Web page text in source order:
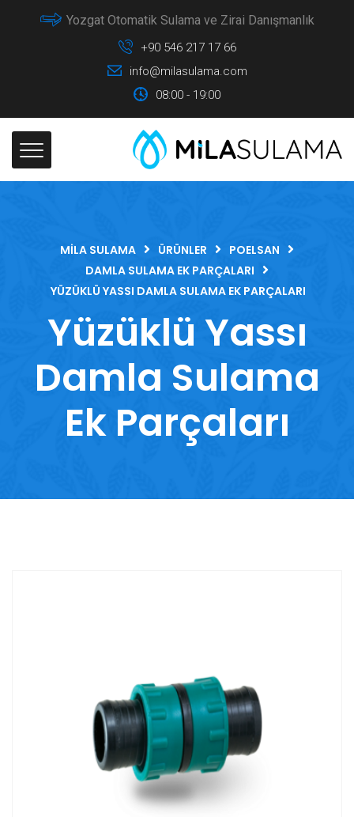
Yozgat Otomatik Sulama ve Zirai Danışmanlık
+90 546 217 17 66
info@milasulama.com
08:00 - 19:00
MILA SULAMA ÜRÜNLER
POELSAN
DAMLA SULAMA EK PARÇALARI
YÜZÜKLÜ YASSI DAMLA SULAMA EK PARÇALARI
Yüzüklü Yassı
Damla Sulama
Ek Parçaları